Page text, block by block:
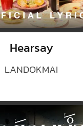
Hearsay
LANDOKMAI